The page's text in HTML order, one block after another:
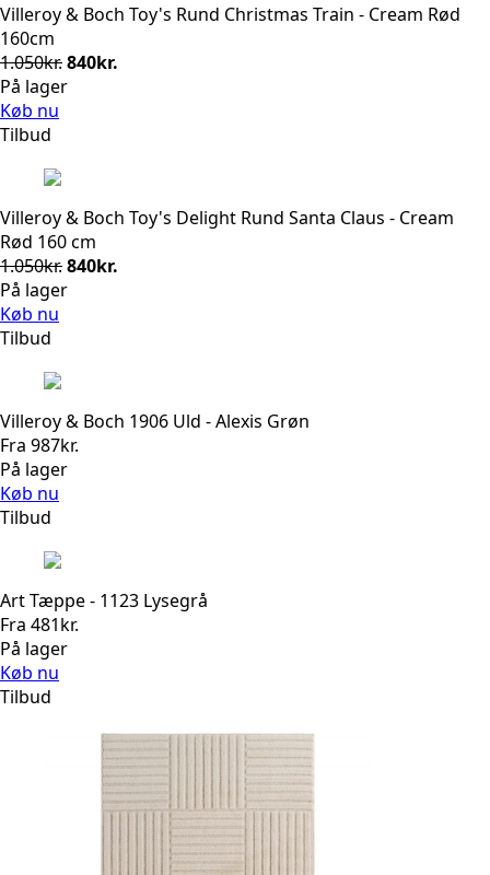
Villeroy & Boch Toy's Rund Christmas Train - Cream Rød
160cm
1.050kr.Den
oprindelige
840kr.
På lager
Køb nu
Tilbud
Villeroy & Boch Toy's Delight Rund Santa Claus - Cream
Rød 160 cm
1.050kr.Den
oprindelige
840kr.
På lager
Køb nu
Tilbud
Villeroy & Boch 1906 Uld - Alexis Grøn
Fra 987kr.
På lager
Køb nu
Tilbud
Art Tæppe - 1123 Lysegrå
Fra 481kr.
På lager
Køb nu
Tilbud